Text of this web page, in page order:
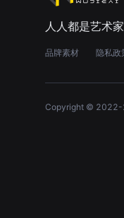
人人都是艺术家
品牌素材 隐私政
Copyright © 2022-